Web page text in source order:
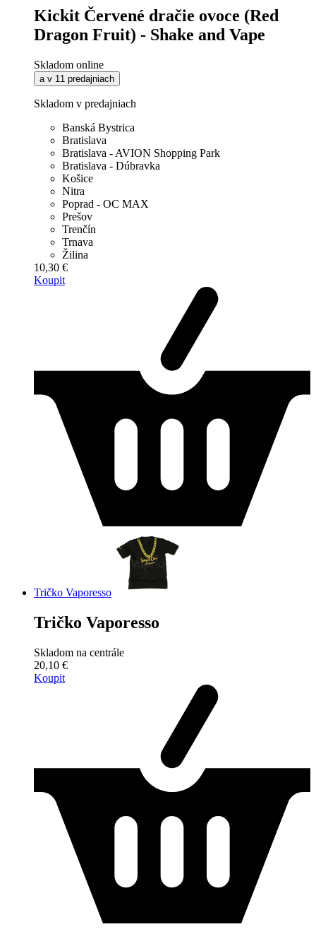
Kickit Červené dračie ovoce (Red
Dragon Fruit) - Shake and Vape
Skladom online
a v 11 predajniach
Skladom v predajniach
Banská Bystrica
Bratislava
Bratislava - AVION Shopping Park
Bratislava - Dúbravka
Košice
Nitra
Poprad - OC MAX
Prešov
Trenčín
Trnava
Žilina
10,30 €
Koupit
Tričko Vaporesso
Tričko Vaporesso
Skladom na centrále
20,10 €
Koupit